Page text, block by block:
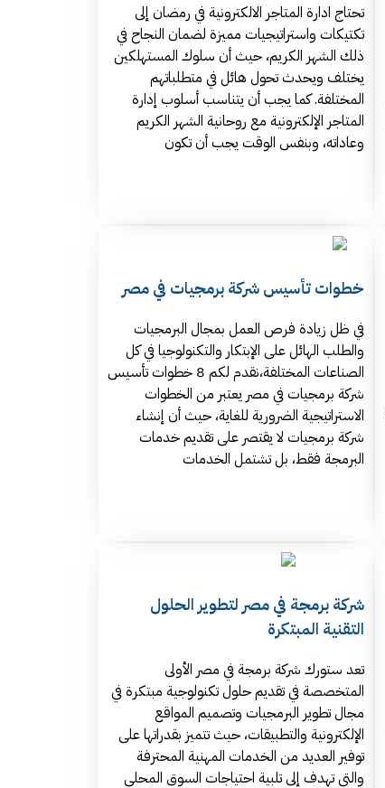
تحتاج ادارة المتاجر الالكترونية في رمضان إلى
تكتيكات واستراتيجيات مميزة لضمان النجاح في
ذلك الشهر الكريم، حيث أن سلوك المستهلكين
يختلف ويحدث تحول هائل في متطلباتهم
المختلفة. كما يجب أن يتناسب أسلوب إدارة
المتاجر الإلكترونية مع روحانية الشهر الكريم
وعاداته، وبنفس الوقت يجب أن تكون
خطوات تأسيس شركة برمجيات في مصر
في ظل زيادة فرص العمل بمجال البرمجيات
والطلب الهائل على الإبتكار والتكنولوجيا في كل
الصناعات المختلفة،نقدم لكم 8 خطوات تأسيس
شركة برمجيات في مصر يعتبر من الخطوات
الاستراتيجية الضرورية للغاية، حيث أن إنشاء
شركة برمجيات لا يقتصر على تقديم خدمات
البرمجة فقط، بل تشتمل الخدمات
شركة برمجة في مصر لتطوير الحلول
التقنية المبتكرة
تعد ستورك شركة برمجة في مصر الأولى
المتخصصة في تقديم حلول تكنولوجية مبتكرة في
مجال تطوير البرمجيات وتصميم المواقع
الإلكترونية والتطبيقات، حيث تتميز بقدراتها على
توفير العديد من الخدمات المهنية المحترفة
والتي تهدف إلى تلبية احتياجات السوق المحلي